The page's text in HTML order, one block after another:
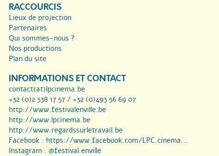
RACCOURCIS
Lieux de projection
Partenaires
Qui sommes-nous ?
Nos productions
Plan du site
INFORMATIONS ET CONTACT
contact(at)lpcinema.be
+32 (0)2 538 17 57 / +32 (0)493 56 69 07
http://www.festivalenville.be
http://www.lpcinema.be
http://www.regardssurletravail.be
Facebook : https://www.facebook.com/LPC.cinema...
Instagram : @festival.enville